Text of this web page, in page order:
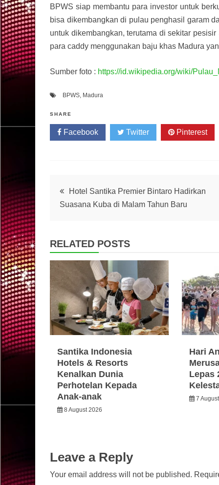
BPWS siap membantu para investor untuk
bisa dikembangkan di pulau penghasil garam
untuk dikembangkan, terutama di sekitar
para caddy menggunakan baju khas Madura
Sumber foto : https://id.wikipedia.org/wiki/
BPWS, Madura
SHARE
Facebook Twitter Pinterest
PostHotel Santika Premier Bintaro Hadirkan
Suasana Kuba di Malam Tahun Baru
RELATED POSTS
Santika Indonesia
Hotels & Resorts
Kenalkan Dunia
Perhotelan Kepada
Anak-anak
8 August 2026
Hari
Lepas
7
Leave a Reply
Your email address will not be published.